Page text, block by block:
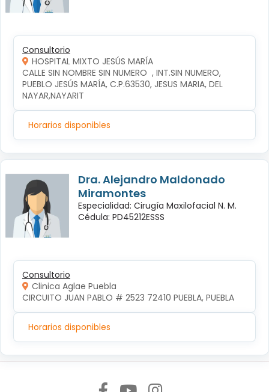
Consultorio
HOSPITAL MIXTO JESÚS MARÍA
CALLE SIN NOMBRE SIN NUMERO  , INT.SIN NUMERO,
PUEBLO JESÚS MARÍA, C.P.63530, JESUS MARIA, DEL
NAYAR,NAYARIT
Horarios disponibles
Dra. Alejandro Maldonado
Miramontes
Especialidad: Cirugía Maxilofacial N. M.
Cédula: PD45212ESSS
Consultorio
Clinica Aglae Puebla
CIRCUITO JUAN PABLO # 2523 72410 PUEBLA, PUEBLA
Horarios disponibles